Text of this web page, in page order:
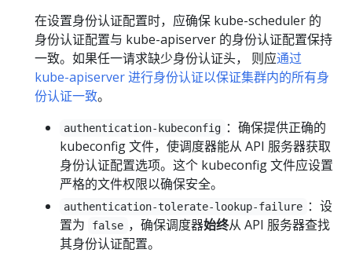
在设置身份认证配置时，应确保 kube-scheduler 的
身份认证配置与 kube-apiserver 的身份认证配置保持
一致。如果任一请求缺少身份认证头， 则应通过
kube-apiserver 进行身份认证以保证集群内的所有身
份认证一致。
authentication-kubeconfig ：确保提供正确的
kubeconfig 文件，使调度器能从 API 服务器获取
身份认证配置选项。这个 kubeconfig 文件应设置
严格的文件权限以确保安全。
authentication-tolerate-lookup-failure ：设
置为
false ，确保调度器始终从 API 服务器查找
其身份认证配置。